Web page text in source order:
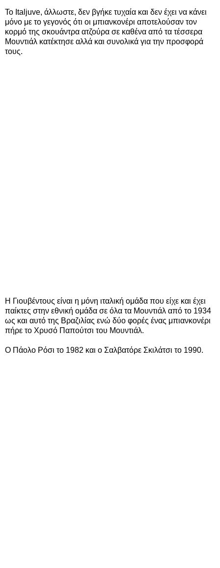
Το Italjuve, άλλωστε, δεν βγήκε τυχαία και δεν έχει να κάνει
μόνο με το γεγονός ότι οι μπιανκονέρι αποτελούσαν τον
κορμό της σκουάντρα ατζούρα σε καθένα από τα τέσσερα
Μουντιάλ κατέκτησε αλλά και συνολικά για την προσφορά
τους.
Η Γιουβέντους είναι η μόνη ιταλική ομάδα που είχε και έχει
παίκτες στην εθνική ομάδα σε όλα τα Μουντιάλ από το 1934
ως και αυτό της Βραζιλίας ενώ δύο φορές ένας μπιανκονέρι
πήρε το Χρυσό Παπούτσι του Μουντιάλ.
Ο Πάολο Ρόσι το 1982 και ο Σαλβατόρε Σκιλάτσι το 1990.